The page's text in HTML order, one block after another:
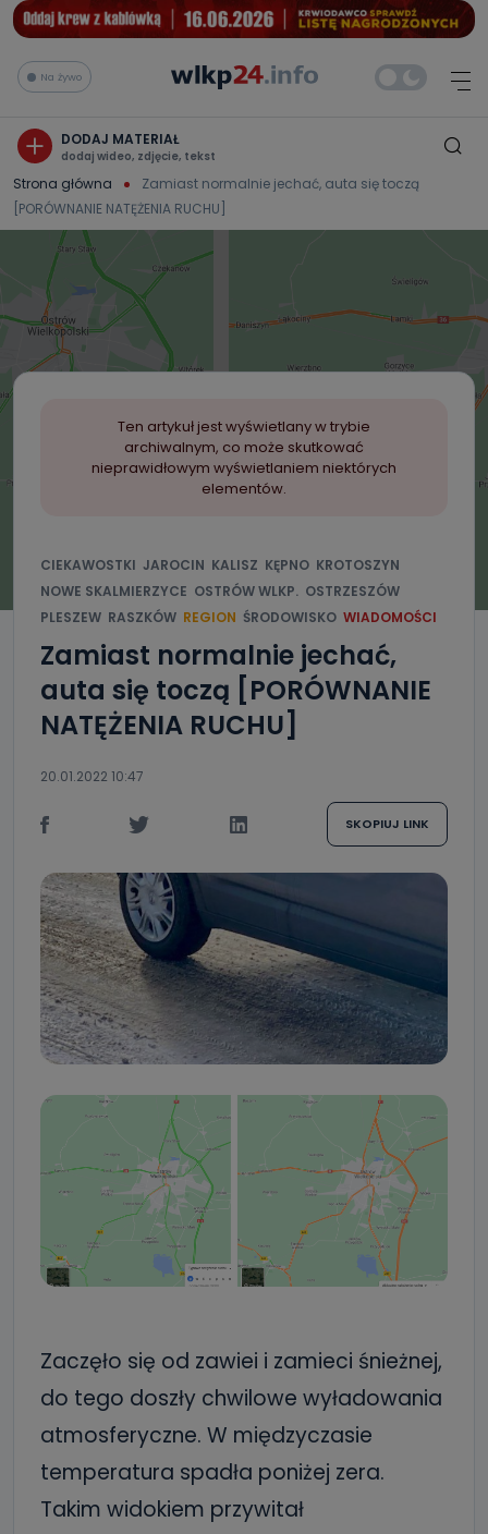
Na żywo
DODAJ MATERIAŁ
dodaj wideo, zdjęcie, tekst
Strona główna
Zamiast normalnie jechać, auta się toczą
[PORÓWNANIE NATĘŻENIA RUCHU]
Ten artykuł jest wyświetlany w trybie
archiwalnym, co może skutkować
nieprawidłowym wyświetlaniem niektórych
elementów.
CIEKAWOSTKI JAROCIN KALISZ KĘPNO KROTOSZYN
NOWE SKALMIERZYCE OSTRÓW WLKP. OSTRZESZÓW
PLESZEW RASZKÓW REGION ŚRODOWISKO WIADOMOŚCI
Zamiast normalnie jechać,
auta się toczą [PORÓWNANIE
NATĘŻENIA RUCHU]
20.01.2022 10:47
SKOPIUJ LINK
Zaczęło się od zawiei i zamieci śnieżnej,
do tego doszły chwilowe wyładowania
atmosferyczne. W międzyczasie
temperatura spadła poniżej zera.
Takim widokiem przywitał